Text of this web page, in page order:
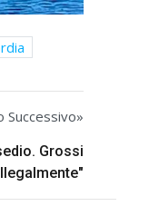
Successivo»
Grossi